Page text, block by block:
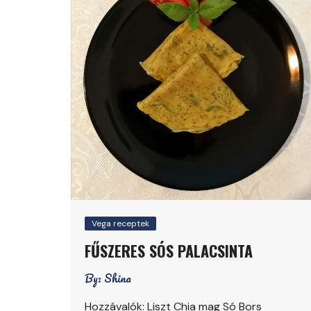
Vega receptek
FŰSZERES SÓS PALACSINTA
By: Shina
Hozzávalók: Liszt Chia mag Só Bors